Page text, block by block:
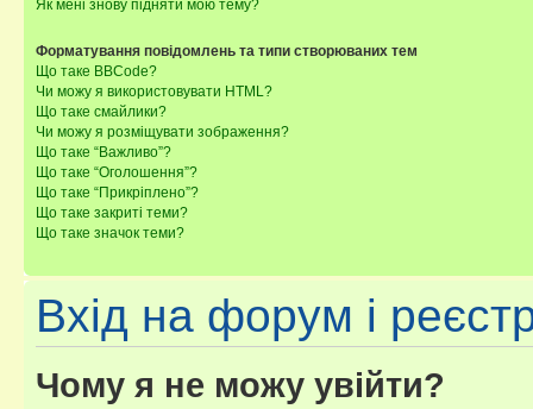
Як мені знову підняти мою тему?
Форматування повідомлень та типи створюваних тем
Що таке BBCode?
Чи можу я використовувати HTML?
Що таке смайлики?
Чи можу я розміщувати зображення?
Що таке “Важливо”?
Що таке “Оголошення”?
Що таке “Прикріплено”?
Що таке закриті теми?
Що таке значок теми?
Вхід на форум і
Чому я не можу увійти?